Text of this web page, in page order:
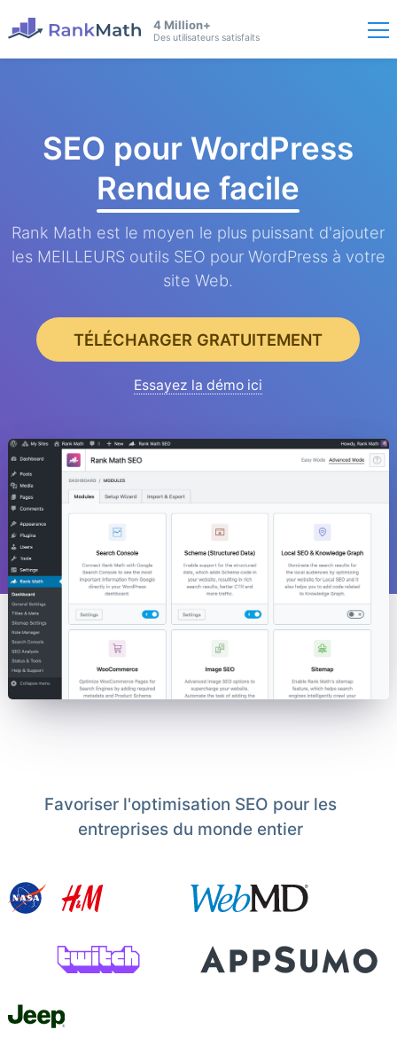
4 Million+
Des utilisateurs satisfaits
SEO pour WordPress
Rendue facile
Rank Math est le moyen le plus puissant d'ajouter
les MEILLEURS outils SEO pour WordPress à votre
site Web.
TÉLÉCHARGER GRATUITEMENT
Essayez la démo ici
Favoriser l'optimisation SEO pour les
entreprises du monde entier